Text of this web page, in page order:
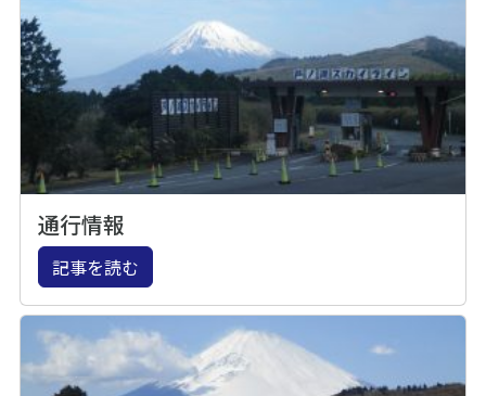
通行情報
記事を読む